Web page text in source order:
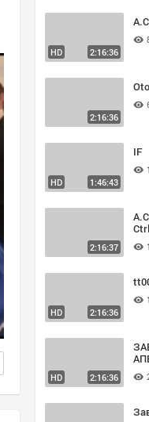
2:16:36
HD
2:16:36
1:46:43
HD
IF
2:16:37
2:16:36
HD
2:16:36
HD